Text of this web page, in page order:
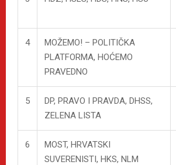
4
MOŽEMO! – POLITIČKA
PLATFORMA, HOĆEMO
PRAVEDNO
5
DP, PRAVO I PRAVDA, DHSS,
ZELENA LISTA
6
MOST, HRVATSKI
SUVERENISTI, HKS, NLM